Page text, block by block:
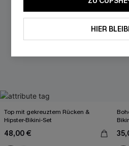
Top mit gekreuztem Rücken &
Hipster-Bikini-Set
48,00 €
HIER